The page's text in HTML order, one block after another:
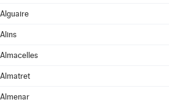
Alguaire
Alins
Almacelles
Almatret
Almenar